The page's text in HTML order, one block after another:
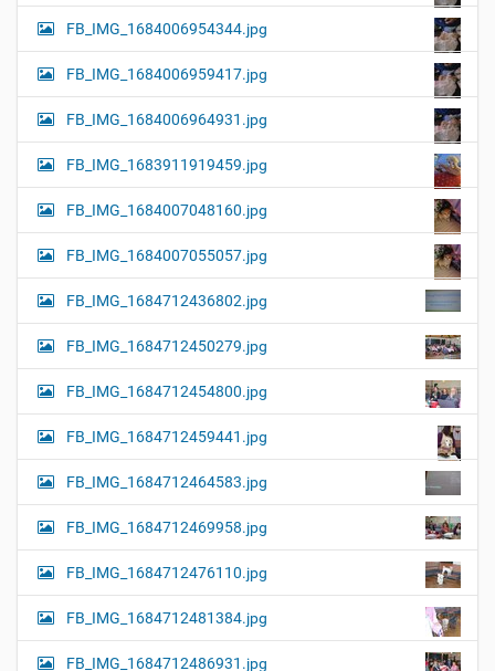
FB_IMG_1684006954344.jpg
FB_IMG_1684006959417.jpg
FB_IMG_1684006964931.jpg
FB_IMG_1683911919459.jpg
FB_IMG_1684007048160.jpg
FB_IMG_1684007055057.jpg
FB_IMG_1684712436802.jpg
FB_IMG_1684712450279.jpg
FB_IMG_1684712454800.jpg
FB_IMG_1684712459441.jpg
FB_IMG_1684712464583.jpg
FB_IMG_1684712469958.jpg
FB_IMG_1684712476110.jpg
FB_IMG_1684712481384.jpg
FB_IMG_1684712486931.jpg